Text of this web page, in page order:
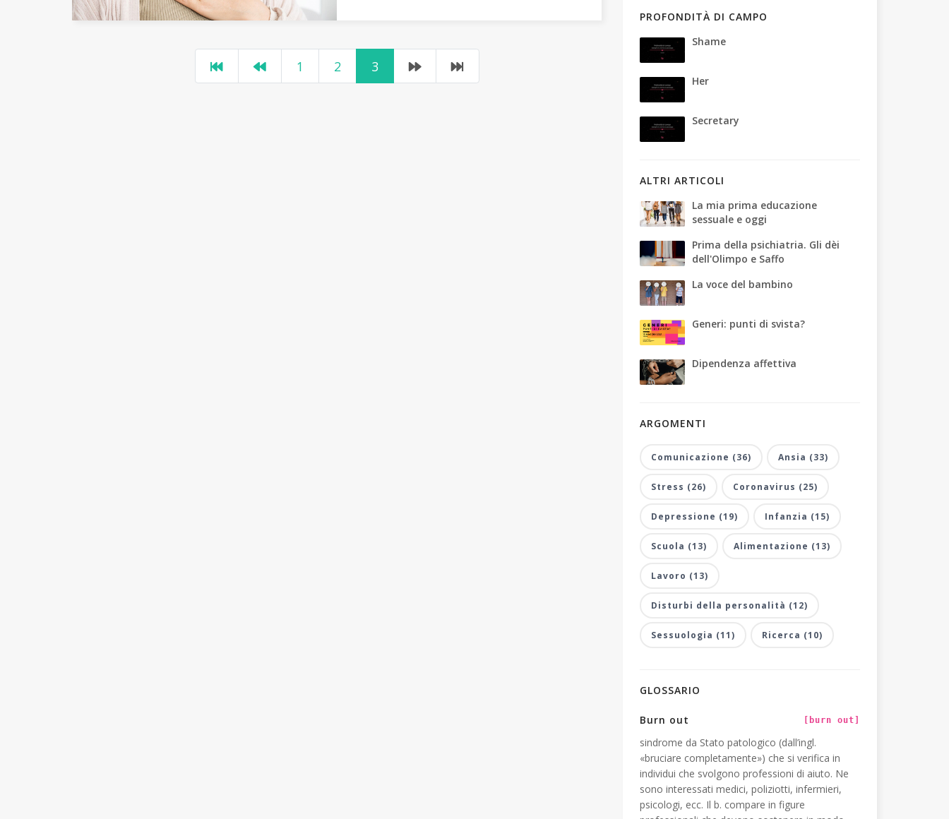
1 2 3
PROFONDITÀ DI CAMPO
Shame
Her
Secretary
ALTRI ARTICOLI
La mia prima educazione
sessuale e oggi
Prima della psichiatria. Gli dèi
dell'Olimpo e Saffo
La voce del bambino
Generi: punti di svista?
Dipendenza affettiva
ARGOMENTI
Comunicazione (36) Ansia (33)
Stress (26) Coronavirus (25)
Depressione (19) Infanzia (15)
Scuola (13) Alimentazione (13)
Lavoro (13)
Disturbi della personalità (12)
Sessuologia (11) Ricerca (10)
GLOSSARIO
Burn out [burn out]
sindrome da Stato patologico (dall’ingl.
«bruciare completamente») che si verifica in
individui che svolgono professioni di aiuto. Ne
sono interessati medici, poliziotti, infermieri,
psicologi, ecc. Il b. compare in figure